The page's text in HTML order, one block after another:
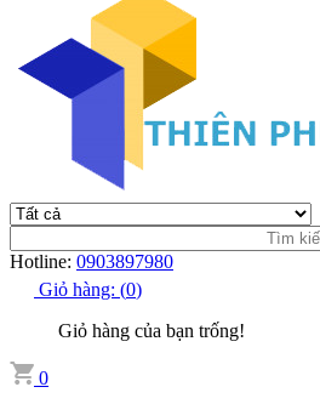
Hotline: 0903897980
Giỏ hàng: (0)
Giỏ hàng của bạn trống!
0